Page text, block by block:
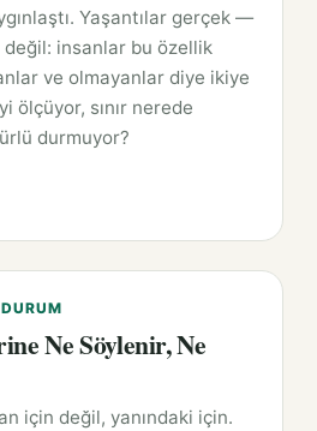
Yaşantılar gerçek —
insanlar bu özellik
ve olmayanlar diye ikiye
ölçüyor, sınır nerede
durmuyor?
Ne Söylenir, Ne
için değil, yanındaki için.